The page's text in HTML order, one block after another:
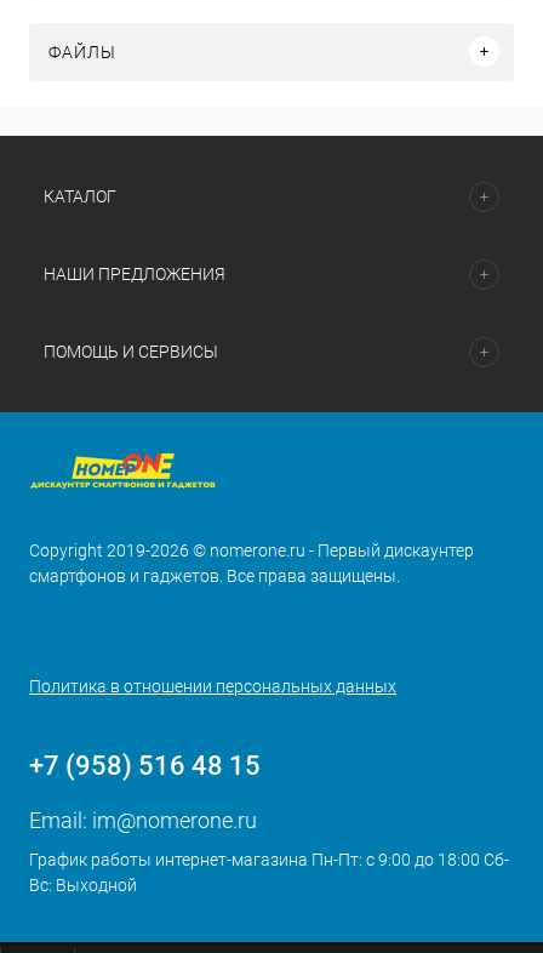
ФАЙЛЫ
КАТАЛОГ
НАШИ ПРЕДЛОЖЕНИЯ
ПОМОЩЬ И СЕРВИСЫ
Copyright 2019-2026 © nomerone.ru - Первый дискаунтер
смартфонов и гаджетов. Все права защищены.
Политика в отношении персональных данных
+7 (958) 516 48 15
Email: im@nomerone.ru
График работы интернет-магазина Пн-Пт: с 9:00 до 18:00 Сб-
Вс: Выходной